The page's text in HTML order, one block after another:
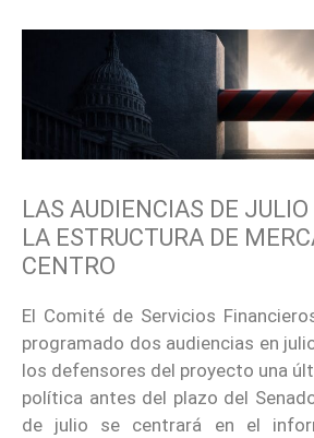
LAS AUDIENCIAS DE JULIO
LA ESTRUCTURA DE
CENTRO
El Comité de Servicios
programado dos audiencias en
los defensores del proyecto una
política antes del plazo del
de julio se centrará en el